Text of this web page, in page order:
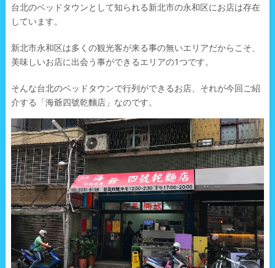
台北のベッドタウンとして知られる新北市の永和区にお店は存在
しています。
新北市永和区は多くの観光客が来る事の無いエリアだからこそ、
美味しいお店に出会う事ができるエリアの1つです。
そんな台北のベッドタウンで行列ができるお店、それが今回ご紹
介する「海爺四號乾麵店」なのです。